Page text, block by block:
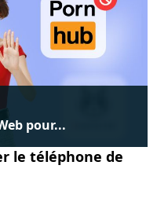
pour...
le téléphone de